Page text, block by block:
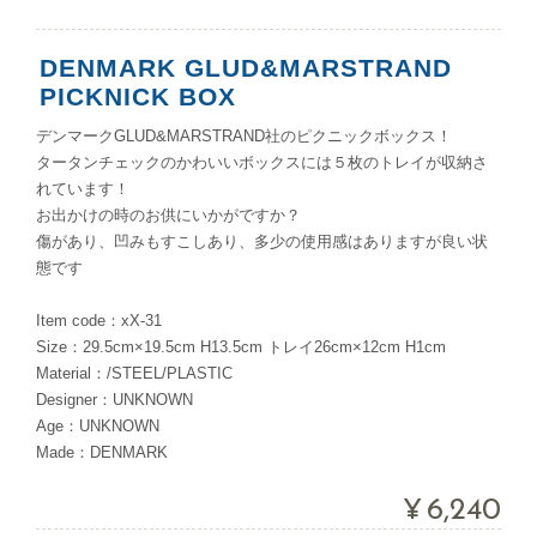
DENMARK GLUD&MARSTRAND
PICKNICK BOX
デンマークGLUD&MARSTRAND社のピクニックボックス！
タータンチェックのかわいいボックスには５枚のトレイが収納さ
れています！
お出かけの時のお供にいかがですか？
傷があり、凹みもすこしあり、多少の使用感はありますが良い状
態です
Item code：xX-31
Size：29.5cm×19.5cm H13.5cm トレイ26cm×12cm H1cm
Material：/STEEL/PLASTIC
Designer：UNKNOWN
Age：UNKNOWN
Made：DENMARK
¥6,240